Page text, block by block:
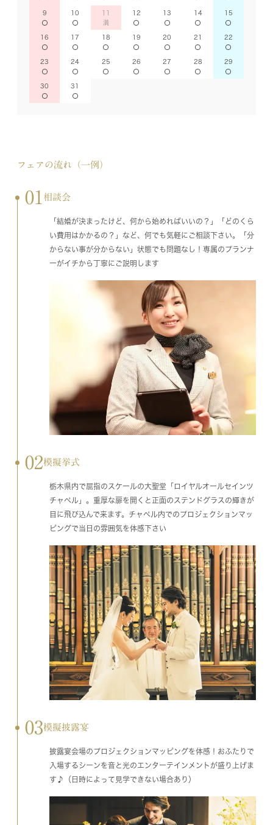
9 10 11 12 13 14 15
16 17 18 19 20 21 22
23 24 25 26 27 28 29
30 31
フェアの流れ（一例）
01 相談会
「結婚が決まったけど、何から始めればいいの？」「どのくら
い費用はかかるの？」など、何でも気軽にご相談下さい。「分
からない事が分からない」状態でも問題なし！専属のプランナ
ーがイチから丁寧にご説明します
02模擬挙式
栃木県内で屈指のスケールの大聖堂「ロイヤルオールセインツ
チャペル」。重厚な扉を開くと正面のステンドグラスの輝きが
目に飛び込んで来ます。チャペル内でのプロジェクションマッ
ピングで当日の雰囲気を体感下さい
03模擬披露宴
披露宴会場のプロジェクションマッピングを体感！おふたりで
入場するシーンを音と光のエンターテインメントが盛り上げま
す♪（日時によって見学できない場合あり）